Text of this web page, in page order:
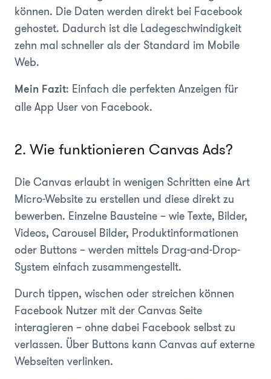
können. Die Daten werden direkt bei Facebook
gehostet. Dadurch ist die Ladegeschwindigkeit
zehn mal schneller als der Standard im Mobile
Web.
Mein Fazit: Einfach die perfekten Anzeigen für
alle App User von Facebook.
2. Wie funktionieren Canvas Ads?
Die Canvas erlaubt in wenigen Schritten eine Art
Micro-Website zu erstellen und diese direkt zu
bewerben. Einzelne Bausteine – wie Texte, Bilder,
Videos, Carousel Bilder, Produktinformationen
oder Buttons – werden mittels Drag-and-Drop-
System einfach zusammengestellt.
Durch tippen, wischen oder streichen können
Facebook Nutzer mit der Canvas Seite
interagieren – ohne dabei Facebook selbst zu
verlassen. Über Buttons kann Canvas auf externe
Webseiten verlinken.